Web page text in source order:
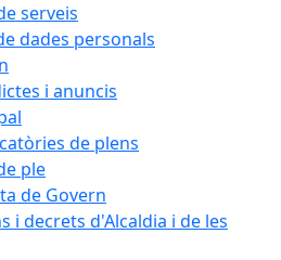
serveis
dades personals
i anuncis
de plens
ple
de Govern
i decrets d'Alcaldia i de les